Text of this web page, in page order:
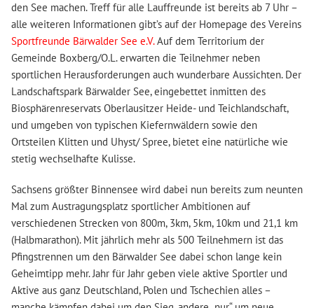
den See machen. Treff für alle Lauffreunde ist bereits ab 7 Uhr –
alle weiteren Informationen gibt’s auf der Homepage des Vereins
Sportfreunde Bärwalder See e.V.Auf dem Territorium der
Gemeinde Boxberg/O.L. erwarten die Teilnehmer neben
sportlichen Herausforderungen auch wunderbare Aussichten. Der
Landschaftspark Bärwalder See, eingebettet inmitten des
Biosphärenreservats Oberlausitzer Heide- und Teichlandschaft,
und umgeben von typischen Kiefernwäldern sowie den
Ortsteilen Klitten und Uhyst/ Spree, bietet eine natürliche wie
stetig wechselhafte Kulisse.
Sachsens größter Binnensee wird dabei nun bereits zum neunten
Mal zum Austragungsplatz sportlicher Ambitionen auf
verschiedenen Strecken von 800m, 3km, 5km, 10km und 21,1 km
(Halbmarathon). Mit jährlich mehr als 500 Teilnehmern ist das
Pfingstrennen um den Bärwalder See dabei schon lange kein
Geheimtipp mehr. Jahr für Jahr geben viele aktive Sportler und
Aktive aus ganz Deutschland, Polen und Tschechien alles –